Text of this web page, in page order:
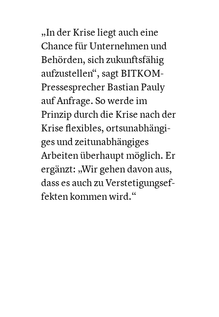
„In der Krise liegt auch eine
Chance für Unter­neh­men und
Behörden, sich zukunfts­fä­hig
aufzu­stel­len“, sagt BITKOM-
Pressesprecher Bastian Pauly
auf Anfrage. So werde im
Prinzip durch die Krise nach der
Krise flexibles, ortsun­ab­hän­gi­
ges und zeitun­ab­hän­gi­ges
Arbeiten überhaupt möglich. Er
ergänzt: „Wir gehen davon aus,
dass es auch zu Verste­ti­gungs­ef­
fek­ten kommen wird.“